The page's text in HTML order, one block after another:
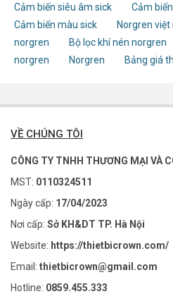
Cảm biến siêu âm sick
Cảm
Cảm biến màu sick
Norgren việt
norgren
Bộ lọc khí nén norgren
norgren
Norgren Bảng giá
VỀ CHÚNG TÔI
CÔNG TY TNHH THƯƠNG MẠI VÀ
MST: 0110324511
Ngày cấp: 17/04/2023
Nơi cấp: Sở KH&DT TP. Hà Nội
Website: https://thietbicrown.com/
Email: thietbicrown@gmail.com
Hotline: 0859.455.333